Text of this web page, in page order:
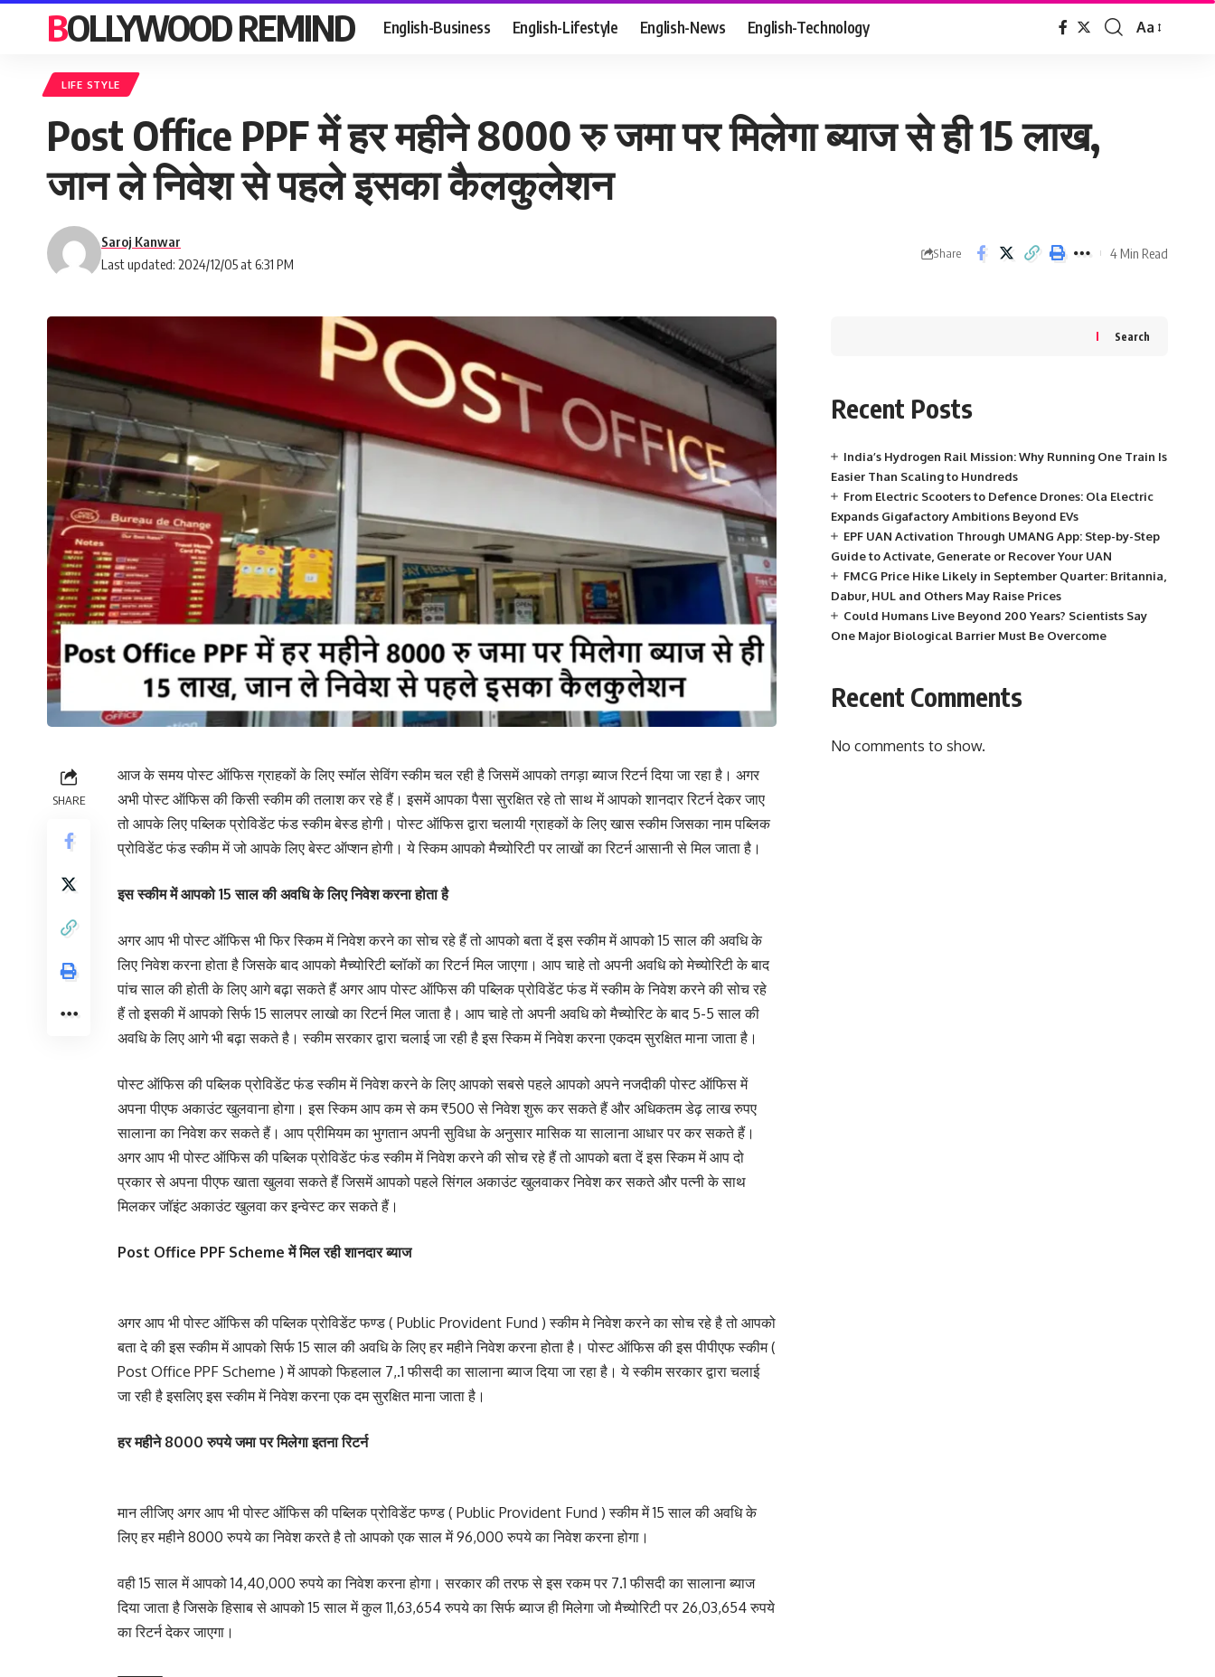
BOLLYWOOD REMIND English-Business English-Lifestyle English-News English-Technology
Font
Aa
LIFE STYLE
Post Office PPF में हर महीने 8000 रु जमा पर मिलेगा ब्याज से ही 15 लाख,
जान ले निवेश से पहले इसका कैलकुलेशन
Last updated: 2024/12/05 at 6:31 PM
Saroj Kanwar
Share 4 Min Read
SHARE
आज के समय पोस्ट ऑफिस ग्राहकों के लिए स्मॉल सेविंग स्कीम चल रही है जिसमें आपको तगड़ा ब्याज रिटर्न दिया जा रहा है। अगर
अभी पोस्ट ऑफिस की किसी स्कीम की तलाश कर रहे हैं। इसमें आपका पैसा सुरक्षित रहे तो साथ में आपको शानदार रिटर्न देकर जाए
तो आपके लिए पब्लिक प्रोविडेंट फंड स्कीम बेस्ड होगी। पोस्ट ऑफिस द्वारा चलायी ग्राहकों के लिए खास स्कीम जिसका नाम पब्लिक
प्रोविडेंट फंड स्कीम में जो आपके लिए बेस्ट ऑप्शन होगी। ये स्किम आपको मैच्योरिटी पर लाखों का रिटर्न आसानी से मिल जाता है।
इस स्कीम में आपको 15 साल की अवधि के लिए निवेश करना होता है
अगर आप भी पोस्ट ऑफिस भी फिर स्किम में निवेश करने का सोच रहे हैं तो आपको बता दें इस स्कीम में आपको 15 साल की अवधि के
लिए निवेश करना होता है जिसके बाद आपको मैच्योरिटी ब्लॉकों का रिटर्न मिल जाएगा। आप चाहे तो अपनी अवधि को मेच्योरिटी के बाद
पांच साल की होती के लिए आगे बढ़ा सकते हैं अगर आप पोस्ट ऑफिस की पब्लिक प्रोविडेंट फंड में स्कीम के निवेश करने की सोच रहे
हैं तो इसकी में आपको सिर्फ 15 सालपर लाखो का रिटर्न मिल जाता है। आप चाहे तो अपनी अवधि को मैच्योरिट के बाद 5-5 साल की
अवधि के लिए आगे भी बढ़ा सकते है। स्कीम सरकार द्वारा चलाई जा रही है इस स्किम में निवेश करना एकदम सुरक्षित माना जाता है।
पोस्ट ऑफिस की पब्लिक प्रोविडेंट फंड स्कीम में निवेश करने के लिए आपको सबसे पहले आपको अपने नजदीकी पोस्ट ऑफिस में
अपना पीएफ अकाउंट खुलवाना होगा। इस स्किम आप कम से कम ₹500 से निवेश शुरू कर सकते हैं और अधिकतम डेढ़ लाख रुपए
सालाना का निवेश कर सकते हैं। आप प्रीमियम का भुगतान अपनी सुविधा के अनुसार मासिक या सालाना आधार पर कर सकते हैं।
अगर आप भी पोस्ट ऑफिस की पब्लिक प्रोविडेंट फंड स्कीम में निवेश करने की सोच रहे हैं तो आपको बता दें इस स्किम में आप दो
प्रकार से अपना पीएफ खाता खुलवा सकते हैं जिसमें आपको पहले सिंगल अकाउंट खुलवाकर निवेश कर सकते और पत्नी के साथ
मिलकर जॉइंट अकाउंट खुलवा कर इन्वेस्ट कर सकते हैं।
Post Office PPF Scheme में मिल रही शानदार ब्याज
अगर आप भी पोस्ट ऑफिस की पब्लिक प्रोविडेंट फण्ड ( Public Provident Fund ) स्कीम मे निवेश करने का सोच रहे है तो आपको
बता दे की इस स्कीम में आपको सिर्फ 15 साल की अवधि के लिए हर महीने निवेश करना होता है। पोस्ट ऑफिस की इस पीपीएफ स्कीम (
Post Office PPF Scheme ) में आपको फिहलाल 7,.1 फीसदी का सालाना ब्याज दिया जा रहा है। ये स्कीम सरकार द्वारा चलाई
जा रही है इसलिए इस स्कीम में निवेश करना एक दम सुरक्षित माना जाता है।
हर महीने 8000 रुपये जमा पर मिलेगा इतना रिटर्न
मान लीजिए अगर आप भी पोस्ट ऑफिस की पब्लिक प्रोविडेंट फण्ड ( Public Provident Fund ) स्कीम में 15 साल की अवधि के
लिए हर महीने 8000 रुपये का निवेश करते है तो आपको एक साल में 96,000 रुपये का निवेश करना होगा।
वही 15 साल में आपको 14,40,000 रुपये का निवेश करना होगा। सरकार की तरफ से इस रकम पर 7.1 फीसदी का सालाना ब्याज
दिया जाता है जिसके हिसाब से आपको 15 साल में कुल 11,63,654 रुपये का सिर्फ ब्याज ही मिलेगा जो मैच्योरिटी पर 26,03,654 रुपये
का रिटर्न देकर जाएगा।
Search
Recent Posts
India’s Hydrogen Rail Mission: Why Running One Train Is
Easier Than Scaling to Hundreds
From Electric Scooters to Defence Drones: Ola Electric
Expands Gigafactory Ambitions Beyond EVs
EPF UAN Activation Through UMANG App: Step-by-Step
Guide to Activate, Generate or Recover Your UAN
FMCG Price Hike Likely in September Quarter: Britannia,
Dabur, HUL and Others May Raise Prices
Could Humans Live Beyond 200 Years? Scientists Say
One Major Biological Barrier Must Be Overcome
Recent Comments
No comments to show.